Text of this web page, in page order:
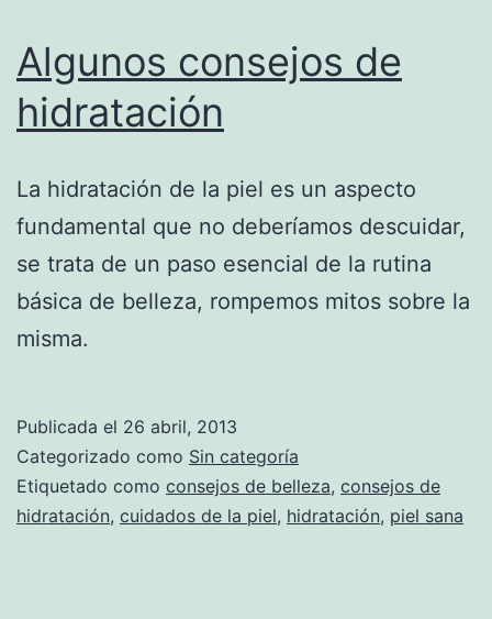
Algunos consejos de
hidratación
La hidratación de la piel es un aspecto
fundamental que no deberíamos descuidar,
se trata de un paso esencial de la rutina
básica de belleza, rompemos mitos sobre la
misma.
Publicada el 26 abril, 2013
Categorizado como Sin categoría
Etiquetado como consejos de belleza, consejos de
hidratación, cuidados de la piel, hidratación, piel sana